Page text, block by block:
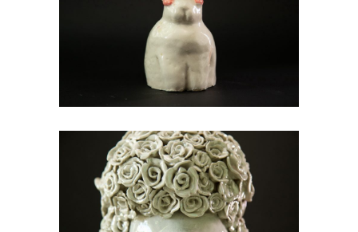
Анета Перишић
Уникатна керамика 2023/2024
Богдан Митић
Уникатна керамика 2023/2024